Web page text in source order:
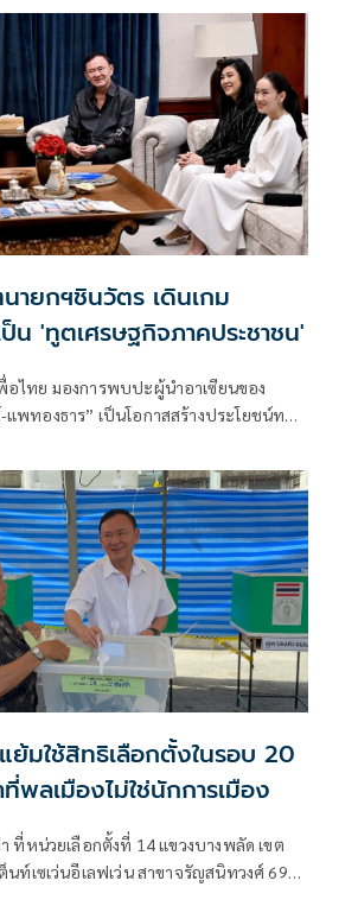
โดยระบุว่า ข่าวดังกล่าวเป็นเพียงการสร้าง
นทางการเมืองเท่านั้น
ายกฯชินวัตร เดินเกม
น 'ทูตเศรษฐกิจภาคประชาชน'
ไทย มองการพบปะผู้นำอาเซียนของ
ทองธาร” เป็นโอกาสสร้างประโยชน์ทาง
ตลาดใหม่ ดึงการลงทุน พร้อมวอนกลุ่มที่
อคติ หันมามองผลลัพธ์ต่อประชาชน
ย้มใช้สิทธิเลือกตั้งในรอบ 20
พลเมืองไม่ใช่นักการเมือง
ที่หน่วยเลือกตั้งที่ 14 แขวงบางพลัด เขต
ท์เซเว่นอีเลฟเว่น สาขาจรัญสนิทวงศ์ 69